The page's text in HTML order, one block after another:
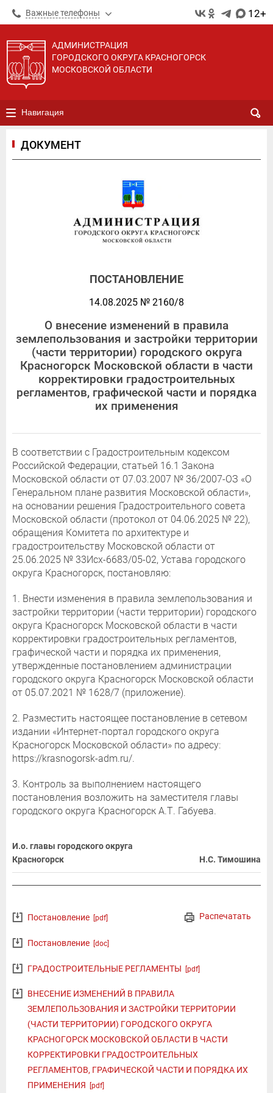
Важные телефоны 12+
АДМИНИСТРАЦИЯ
ГОРОДСКОГО ОКРУГА КРАСНОГОРСК
МОСКОВСКОЙ ОБЛАСТИ
Навигация
ДОКУМЕНТ
ПОСТАНОВЛЕНИЕ
14.08.2025 № 2160/8
О внесение изменений в правила
землепользования и застройки территории
(части территории) городского округа
Красногорск Московской области в части
корректировки градостроительных
регламентов, графической части и порядка
их применения
В соответствии с Градостроительным кодексом
Российской Федерации, статьей 16.1 Закона
Московской области от 07.03.2007 № 36/2007-ОЗ «О
Генеральном плане развития Московской области»,
на основании решения Градостроительного совета
Московской области (протокол от 04.06.2025 № 22),
обращения Комитета по архитектуре и
градостроительству Московской области от
25.06.2025 № 33Исх-6683/05-02, Устава городского
округа Красногорск, постановляю:
1. Внести изменения в правила землепользования и
застройки территории (части территории) городского
округа Красногорск Московской области в части
корректировки градостроительных регламентов,
графической части и порядка их применения,
утвержденные постановлением администрации
городского округа Красногорск Московской области
от 05.07.2021 № 1628/7 (приложение).
2. Разместить настоящее постановление в сетевом
издании «Интернет-портал городского округа
Красногорск Московской области» по адресу:
https://krasnogorsk-adm.ru/.
3. Контроль за выполнением настоящего
постановления возложить на заместителя главы
городского округа Красногорск А.Т. Габуева.
И.о. главы городского округа
Красногорск
Н.С. Тимошина
Распечатать
Постановление [pdf]
Постановление [doc]
ГРАДОСТРОИТЕЛЬНЫЕ РЕГЛАМЕНТЫ [pdf]
ВНЕСЕНИЕ ИЗМЕНЕНИЙ В ПРАВИЛА
ЗЕМЛЕПОЛЬЗОВАНИЯ И ЗАСТРОЙКИ ТЕРРИТОРИИ
(ЧАСТИ ТЕРРИТОРИИ) ГОРОДСКОГО ОКРУГА
КРАСНОГОРСК МОСКОВСКОЙ ОБЛАСТИ В ЧАСТИ
КОРРЕКТИРОВКИ ГРАДОСТРОИТЕЛЬНЫХ
РЕГЛАМЕНТОВ, ГРАФИЧЕСКОЙ ЧАСТИ И ПОРЯДКА ИХ
ПРИМЕНЕНИЯ
[pdf]